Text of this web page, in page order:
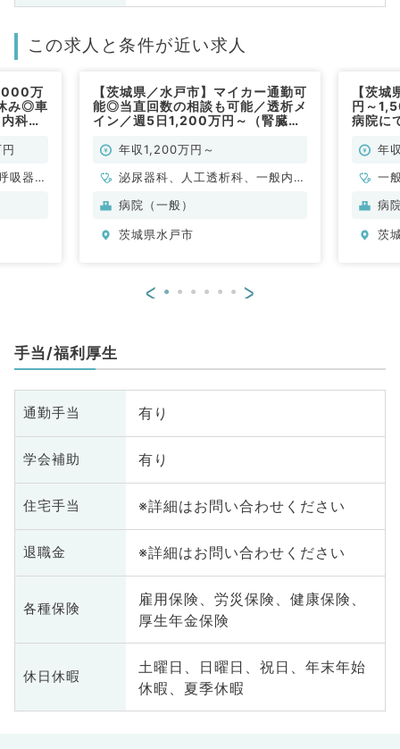
この求人と条件が近い求人
万
み◎車
科系
吸器内
【茨城県／水戸市】マイカー通勤可
能◎当直回数の相談も可能／透析メ
イン／週5日1,200万円～（腎臓内
年収1,200万円～
泌尿器科、人工透析科、一般内
科、循環器内科、腎臓内科
病院（一般）
茨城県水戸市
【茨
円～
病院に
常勤）
年
一
病
茨
< >
手当/福利厚生
通勤手当 有り
学会補助 有り
住宅手当 ※詳細はお問い合わせください
退職金 ※詳細はお問い合わせください
各種保険
雇用保険、労災保険、健康保険、
厚生年金保険
休日休暇
土曜日、日曜日、祝日、年末年始
休暇、夏季休暇